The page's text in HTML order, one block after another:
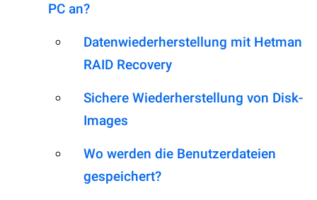
PC an?
Datenwiederherstellung mit Hetman
RAID Recovery
Sichere Wiederherstellung von Disk-
Images
Wo werden die Benutzerdateien
gespeichert?